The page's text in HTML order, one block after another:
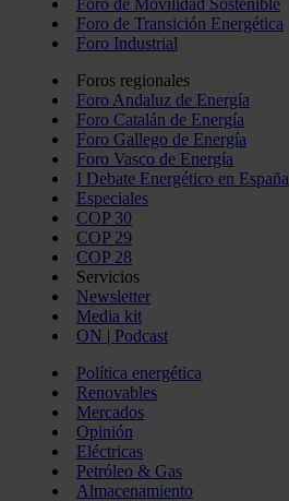
Foro de Movilidad Sostenible
Foro de Transición Energética
Foro Industrial
Foros regionales
Foro Andaluz de Energía
Foro Catalán de Energía
Foro Gallego de Energía
Foro Vasco de Energía
I Debate Energético en España
Especiales
COP 30
COP 29
COP 28
Servicios
Newsletter
Media kit
ON | Podcast
Política energética
Renovables
Mercados
Opinión
Eléctricas
Petróleo & Gas
Almacenamiento